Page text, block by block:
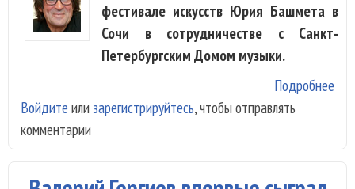
фестивале искусств Юрия Башмета в
Сочи в сотрудничестве с Санкт-
Петербургским Домом музыки.
Подробнее
Войдите или зарегистрируйтесь, чтобы отправлять
комментарии